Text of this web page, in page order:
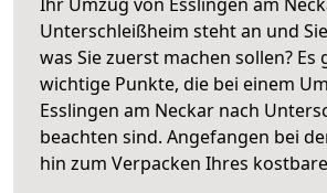
Unterschleißheim steht an und
was Sie zuerst machen sollen? Es
wichtige Punkte, die bei einem
Esslingen am Neckar nach
beachten sind. Angefangen bei
hin zum Verpacken Ihres